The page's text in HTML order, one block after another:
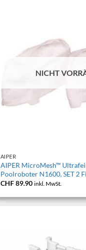
NICHT
AIPER
AIPER MicroMesh™
Poolroboter N1600, SET 2
CHF89.90 inkl. MwSt.